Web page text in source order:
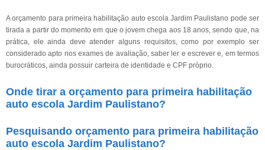
A orçamento para primeira habilitação auto escola Jardim Paulistano pode ser
tirada a partir do momento em que o jovem chega aos 18 anos, sendo que, na
prática, ele ainda deve atender alguns requisitos, como por exemplo ser
considerado apto nos exames de avaliação, saber ler e escrever e, em termos
burocráticos, ainda possuir carteira de identidade e CPF próprio.
Onde tirar a orçamento para primeira habilitação
auto escola Jardim Paulistano?
Pesquisando orçamento para primeira habilitação
auto escola Jardim Paulistano?